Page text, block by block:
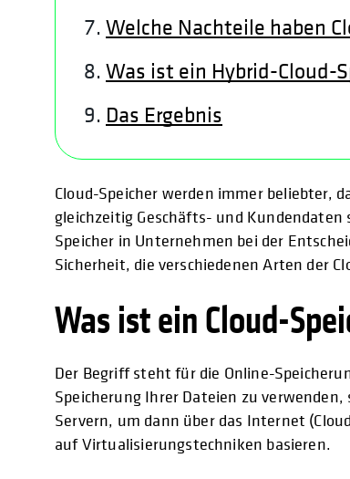
Welche Nachteile haben
Was ist ein Hybrid-Cloud-
Das Ergebnis
Cloud-Speicher werden immer beliebter,
gleichzeitig Geschäfts- und
Speicher in Unternehmen bei der
Sicherheit, die verschiedenen Arten der
Was ist ein Cloud-
Der Begriff steht für die Online-
Speicherung Ihrer Dateien zu
Servern, um dann über das Internet
auf Virtualisierungstechniken basieren.